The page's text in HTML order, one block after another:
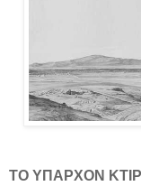
ΤΟ ΥΠΑΡΧΟΝ